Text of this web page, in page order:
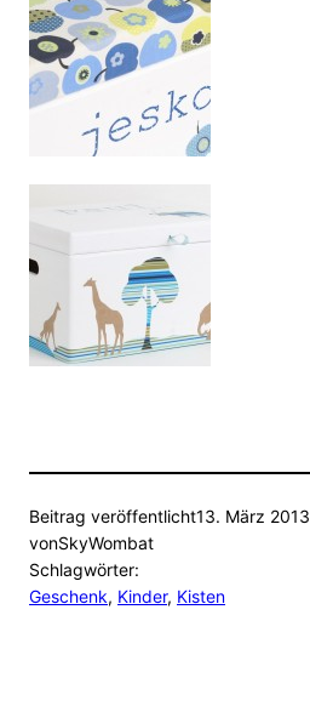
Beitrag veröffentlicht13. März 2013
vonSkyWombat
Schlagwörter:
Geschenk, Kinder, Kisten